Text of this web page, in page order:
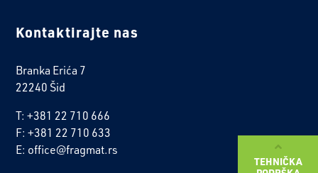
TEHNIČKA
Kontaktirajte nas
Branka Erića 7
22240 Šid
T: +381 22 710 666
F: +381 22 710 633
E: office@fragmat.rs